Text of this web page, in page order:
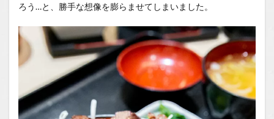
ろう…と、勝手な想像を膨らませてしまいました。